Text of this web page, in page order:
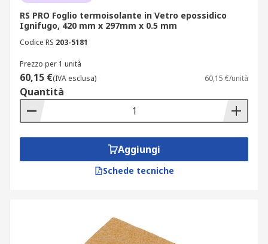
RS PRO Foglio termoisolante in Vetro epossidico
Ignifugo, 420 mm x 297mm x 0.5 mm
Codice RS 203-5181
Prezzo per 1 unità
60,15 €(IVA esclusa) 60,15 €/unità
Quantità
Aggiungi
Schede tecniche